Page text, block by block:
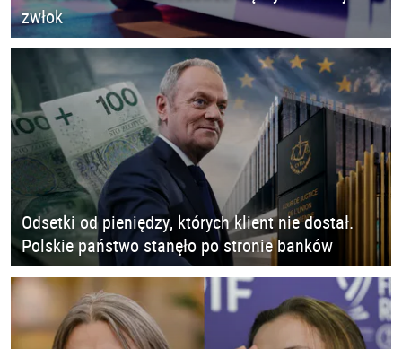
zwłok
Odsetki od pieniędzy, których klient nie dostał.
Polskie państwo stanęło po stronie banków